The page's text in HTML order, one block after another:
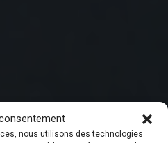
nous utilisons des technologies